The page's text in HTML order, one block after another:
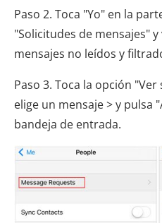
Paso 2. Toca "Yo" en la
"Solicitudes de mensajes"
mensajes no leídos y
Paso 3. Toca la opción
elige un mensaje > y pulsa
bandeja de entrada.